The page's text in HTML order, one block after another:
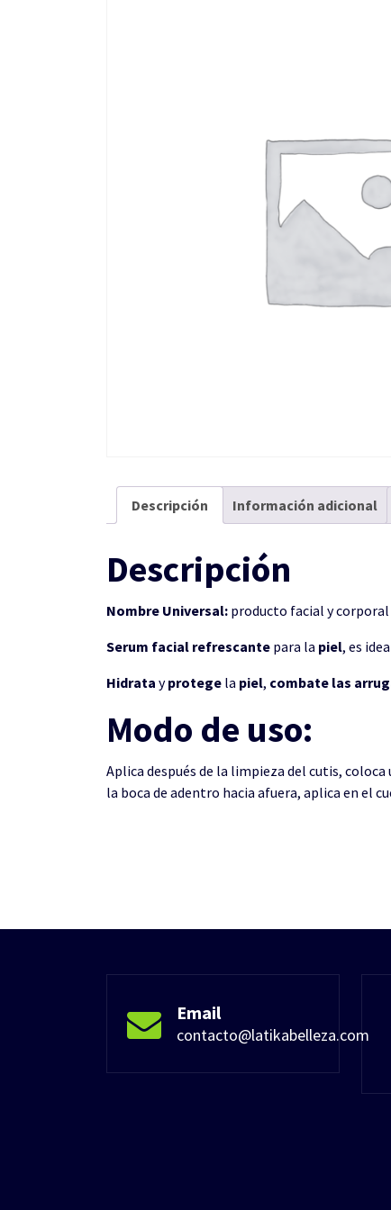
Descripción Información adicional
Descripción
Nombre Universal: producto facial y corporal
Serum facial refrescante para la piel, es
Hidrata yprotege la piel, combate las
Modo de uso:
Aplica después de la limpieza del cutis,
la boca de adentro hacia afuera, aplica en el
Email
contacto@latikabelleza.com